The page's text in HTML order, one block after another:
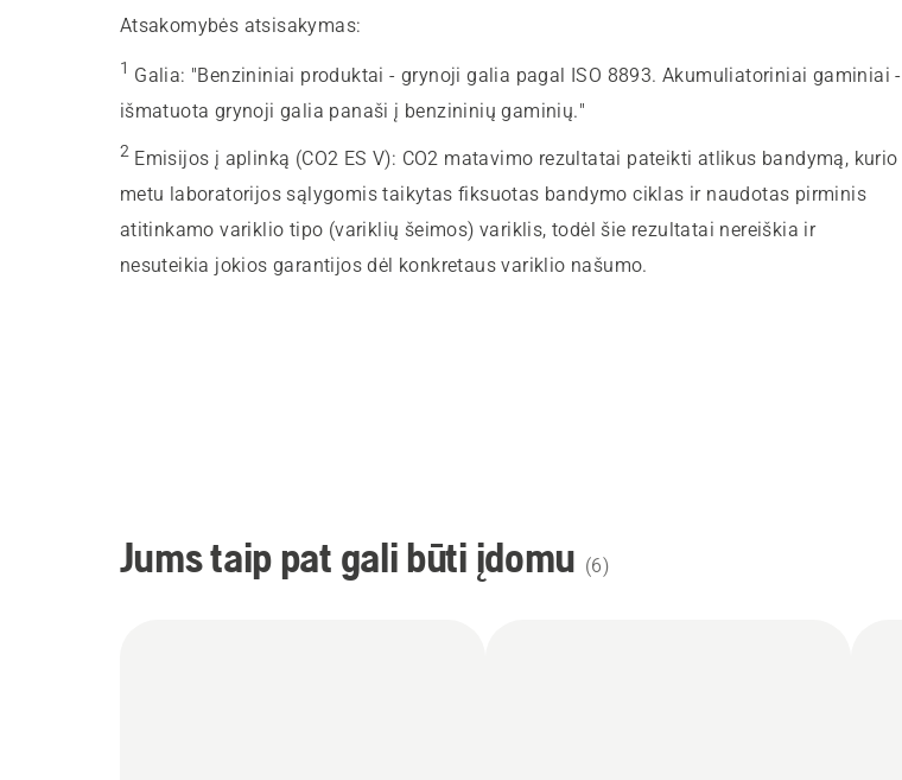
Atsakomybės atsisakymas:
1 Galia: "Benzininiai produktai - grynoji galia pagal ISO 8893. Akumuliatoriniai gaminiai -
išmatuota grynoji galia panaši į benzininių gaminių."
2 Emisijos į aplinką (CO2 ES V): CO2 matavimo rezultatai pateikti atlikus bandymą, kurio
metu laboratorijos sąlygomis taikytas fiksuotas bandymo ciklas ir naudotas pirminis
atitinkamo variklio tipo (variklių šeimos) variklis, todėl šie rezultatai nereiškia ir
nesuteikia jokios garantijos dėl konkretaus variklio našumo.
Jums taip pat gali būti įdomu (6)